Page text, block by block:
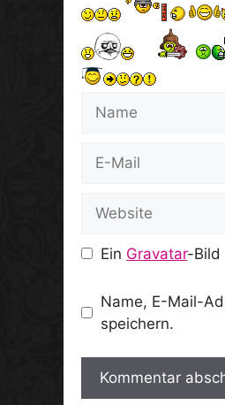
Name
Website
Ein Gravatar-Bild
Name, E-Mail-
speichern.